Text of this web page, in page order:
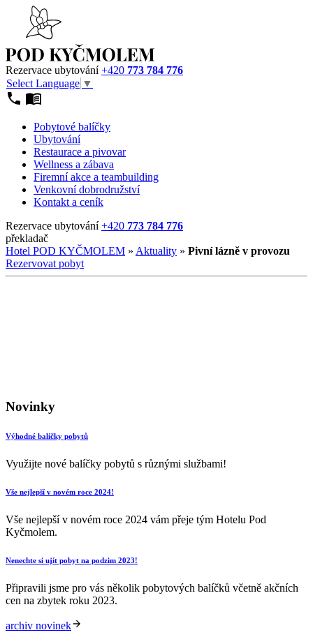
Rezervace ubytování+420 773 784 776
Select Language ▼
Pobytové balíčky
Ubytování
Restaurace a pivovar
Wellness a zábava
Firemní akce a teambuilding
Venkovní dobrodružství
Kontakt a ceník
Rezervace ubytování+420 773 784 776
překladač
Hotel POD KYČMOLEM » Aktuality » Pivní lázně v provozu
Rezervovat pobyt
Novinky
Výhodné balíčky pobytů
Využijte nové balíčky pobytů s různými službami!
Vše nejlepší v novém roce 2024!
Vše nejlepší v novém roce 2024 vám přeje tým Hotelu Pod
Kyčmolem.
Nenechte si ujít pobyt na podzim 2023!
Připravili jsme pro vás několik pobytových balíčků včetně akčních
cen na zbytek roku 2023.
archiv novinek